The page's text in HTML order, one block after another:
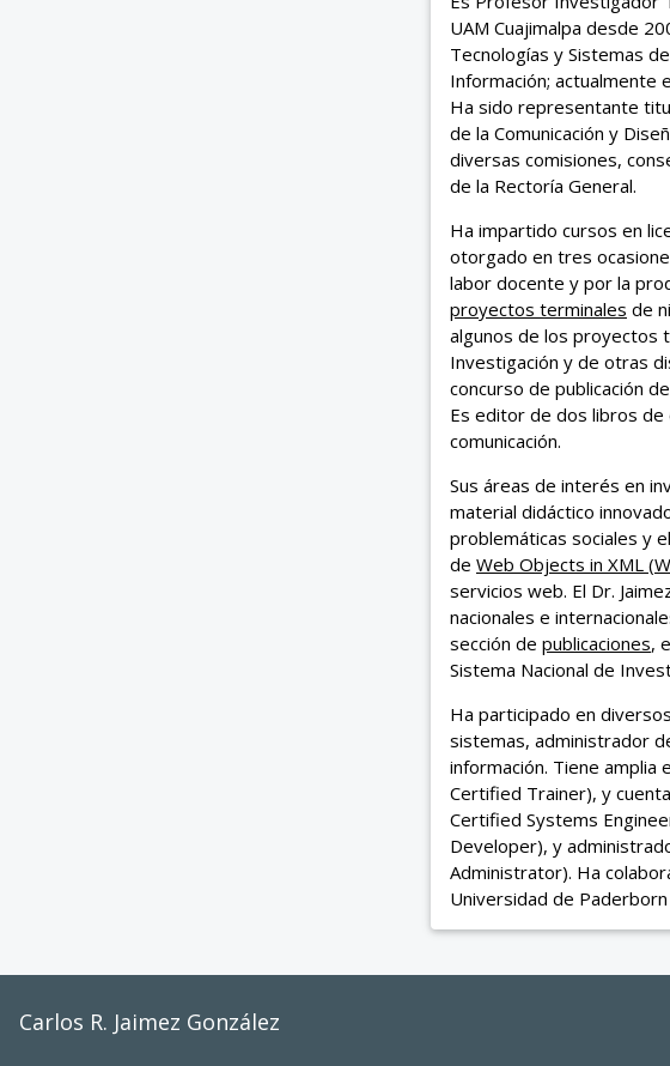
UAM Cuajimalpa desde
Tecnologías y Sistemas
Información; actualmente
Ha sido representante
de la Comunicación y
diversas comisiones,
de la Rectoría General.
Ha impartido cursos en
otorgado en tres
labor docente y por la
proyectos terminales de
algunos de los proyectos
Investigación y de otras
concurso de publicación
Es editor de dos libros de
comunicación.
Sus áreas de interés en
material didáctico
problemáticas sociales y
de Web Objects in XML
servicios web. El Dr.
nacionales e
sección de publicaciones,
Sistema Nacional de
Ha participado en
sistemas, administrador
información. Tiene
Certified Trainer), y
Certified Systems
Developer), y
Administrator). Ha
Universidad de
Carlos R. Jaimez González